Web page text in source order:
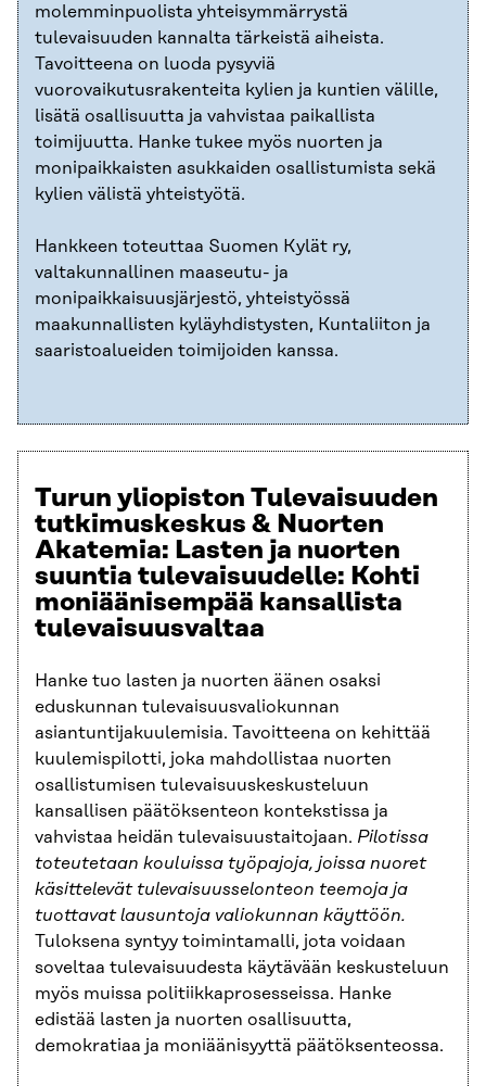
molemminpuolista yhteisymmärrystä
tulevaisuuden kannalta tärkeistä aiheista.
Tavoitteena on luoda pysyviä
vuorovaikutusrakenteita kylien ja kuntien välille,
lisätä osallisuutta ja vahvistaa paikallista
toimijuutta. Hanke tukee myös nuorten ja
monipaikkaisten asukkaiden osallistumista sekä
kylien välistä yhteistyötä.
Hankkeen toteuttaa Suomen Kylät ry,
valtakunnallinen maaseutu- ja
monipaikkaisuusjärjestö, yhteistyössä
maakunnallisten kyläyhdistysten, Kuntaliiton ja
saaristoalueiden toimijoiden kanssa.
Turun yliopiston Tulevaisuuden
tutkimuskeskus & Nuorten
Akatemia: Lasten ja nuorten
suuntia tulevaisuudelle: Kohti
moniäänisempää kansallista
tulevaisuusvaltaa
Hanke tuo lasten ja nuorten äänen osaksi
eduskunnan tulevaisuusvaliokunnan
asiantuntijakuulemisia. Tavoitteena on kehittää
kuulemispilotti, joka mahdollistaa nuorten
osallistumisen tulevaisuuskeskusteluun
kansallisen päätöksenteon kontekstissa ja
vahvistaa heidän tulevaisuustaitojaan. Pilotissa
toteutetaan kouluissa työpajoja, joissa nuoret
käsittelevät tulevaisuusselonteon teemoja ja
tuottavat lausuntoja valiokunnan käyttöön.
Tuloksena syntyy toimintamalli, jota voidaan
soveltaa tulevaisuudesta käytävään keskusteluun
myös muissa politiikkaprosesseissa. Hanke
edistää lasten ja nuorten osallisuutta,
demokratiaa ja moniäänisyyttä päätöksenteossa.